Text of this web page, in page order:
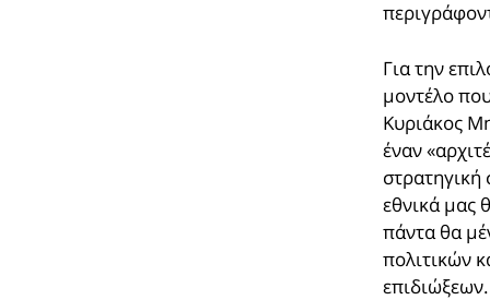
Για την
μοντέλο
Κυριάκος
έναν
στρατηγική
εθνικά μας
πάντα θα
πολιτικών
επιδιώξεων.